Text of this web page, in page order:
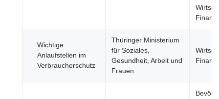
Wichtige
Anlaufstellen im
Verbraucherschutz
Thüringer Ministerium
für Soziales,
Gesundheit, Arbeit und
Frauen